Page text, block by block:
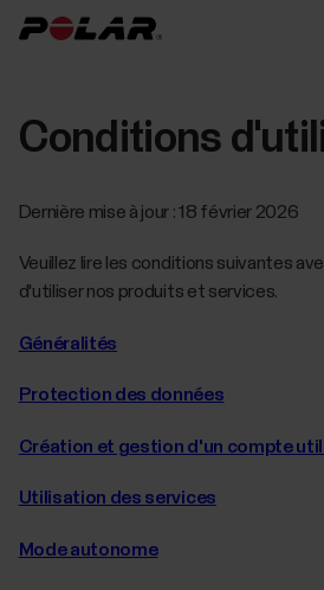
Conditions
Dernière mise à jour : 18 février 2026
Veuillez lire les conditions suivantes
d'utiliser nos produits et services.
Généralités
Protection des données
Création et gestion d'un compte
Utilisation des services
Mode autonome